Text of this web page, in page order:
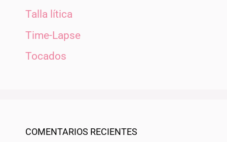
Talla lítica
Time-Lapse
Tocados
COMENTARIOS RECIENTES